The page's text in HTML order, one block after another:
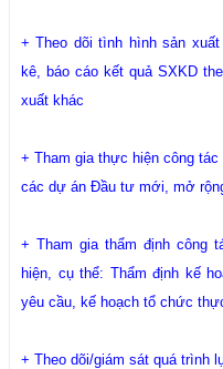
+ Theo dõi tình hình sản
kê, báo cáo kết quả SXKD
xuất khác
+ Tham gia thực hiện công
các dự án Đầu tư mới, mở
+ Tham gia thẩm định công
hiện, cụ thể: Thẩm định kế
yêu cầu, kế hoạch tổ chức
+ Theo dõi/giám sát quá trình